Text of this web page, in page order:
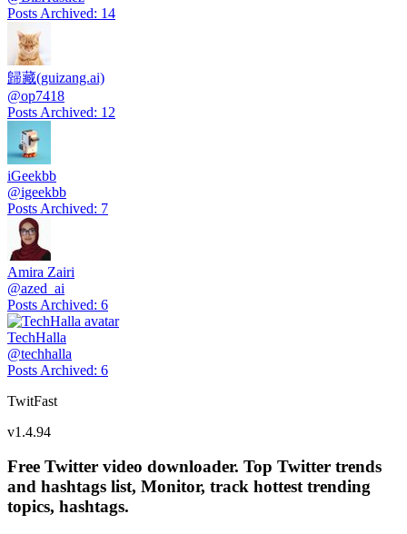
Posts Archived: 14
歸藏(guizang.ai)
@op7418
Posts Archived: 12
iGeekbb
@igeekbb
Posts Archived: 7
Amira Zairi
@azed_ai
Posts Archived: 6
TechHalla
@techhalla
Posts Archived: 6
TwitFast
v1.4.94
Free Twitter video downloader. Top Twitter trends
and hashtags list, Monitor, track hottest trending
topics, hashtags.